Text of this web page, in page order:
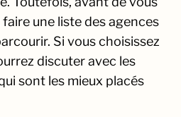
une liste des agences
Si vous choisissez
discuter avec les
sont les mieux placés